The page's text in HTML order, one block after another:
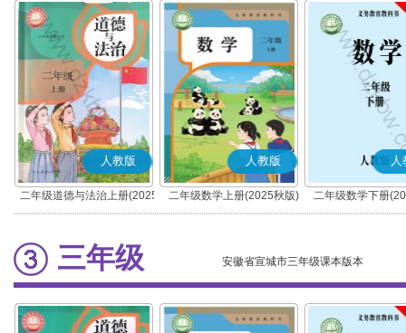
人教版
二年级道德与法治上册(2025
秋版)(部编版)
人教版
二年级数学上册(2025秋版)
人
二年级数学下册
三年级 安徽省宣城市三年级课本版本